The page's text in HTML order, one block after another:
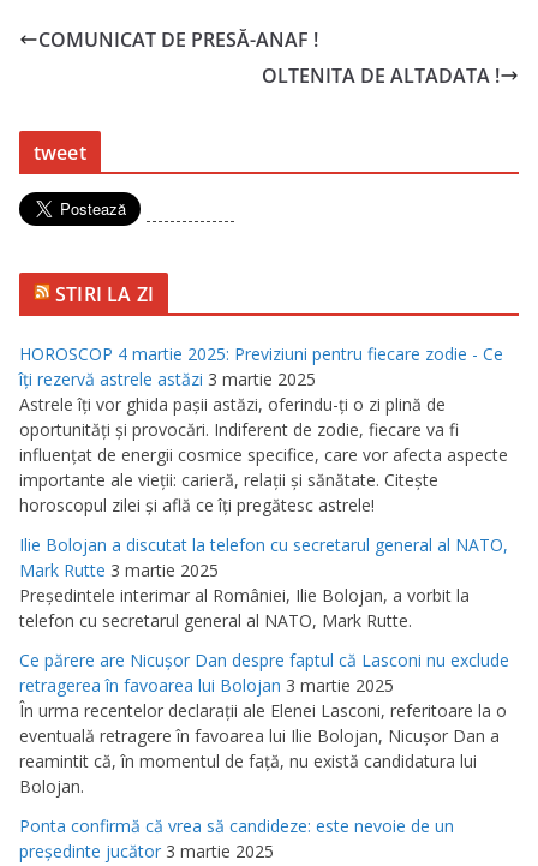
COMUNICAT DE PRESĂ-ANAF !
OLTENITA DE ALTADATA !
tweet
---------------
STIRI LA ZI
HOROSCOP 4 martie 2025: Previziuni pentru fiecare zodie - Ce
îţi rezervă astrele astăzi 3 martie 2025
Astrele îţi vor ghida paşii astăzi, oferindu-ţi o zi plină de
oportunităţi şi provocări. Indiferent de zodie, fiecare va fi
influenţat de energii cosmice specifice, care vor afecta aspecte
importante ale vieţii: carieră, relaţii şi sănătate. Citeşte
horoscopul zilei şi află ce îţi pregătesc astrele!
Ilie Bolojan a discutat la telefon cu secretarul general al NATO,
Mark Rutte 3 martie 2025
Preşedintele interimar al României, Ilie Bolojan, a vorbit la
telefon cu secretarul general al NATO, Mark Rutte.
Ce părere are Nicuşor Dan despre faptul că Lasconi nu exclude
retragerea în favoarea lui Bolojan 3 martie 2025
În urma recentelor declaraţii ale Elenei Lasconi, referitoare la o
eventuală retragere în favoarea lui Ilie Bolojan, Nicuşor Dan a
reamintit că, în momentul de faţă, nu există candidatura lui
Bolojan.
Ponta confirmă că vrea să candideze: este nevoie de un
preşedinte jucător 3 martie 2025